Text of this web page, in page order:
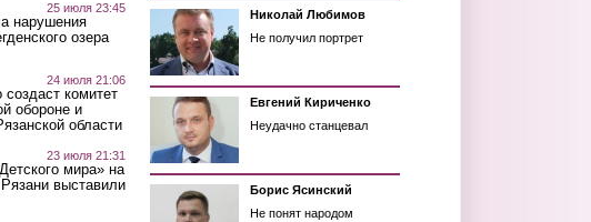
25 июля 23:45
нарушения
озера
24 июля 21:06
комитет
обороне и
области
23 июля 21:31
мира» на
выставили
Николай Любимов
Не получил портрет
Евгений Кириченко
Неудачно станцевал
Борис Ясинский
Не понят народом